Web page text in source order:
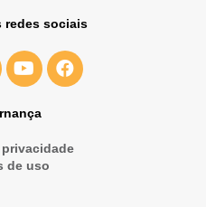
redes sociais
de uso